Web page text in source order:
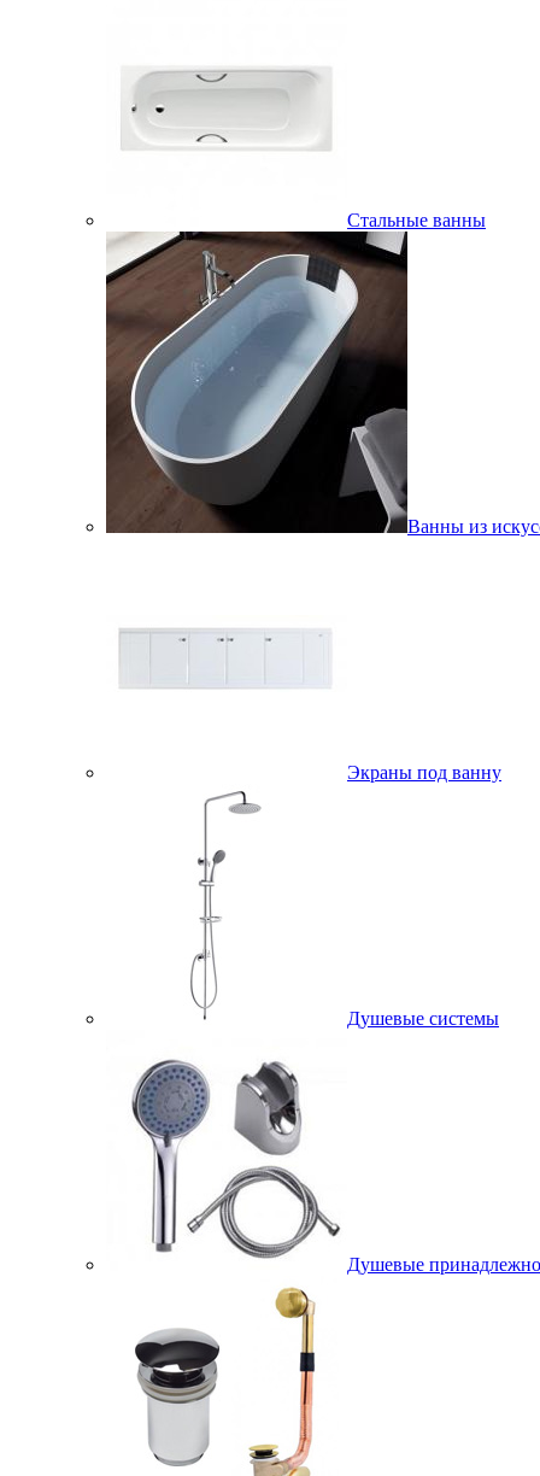
Стальные ванны
Ванны из
Экраны под ванну
Душевые системы
Душевые